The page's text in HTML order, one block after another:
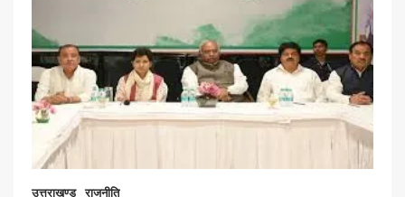
उत्तराखण्ड राजनीति